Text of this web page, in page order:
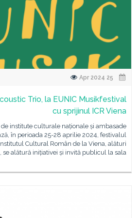
Trio, la EUNIC Musikfestival
cu sprijinul ICR Viena
de institute culturale naționale și ambasade
în perioada 25-28 aprilie 2024, festivalul
Cultural Român de la Viena, alături
se alătură inițiativei și invită publicul la sala